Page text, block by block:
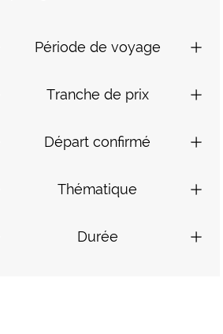
Période de voyage
Tranche de prix
Départ confirmé
Thématique
Durée